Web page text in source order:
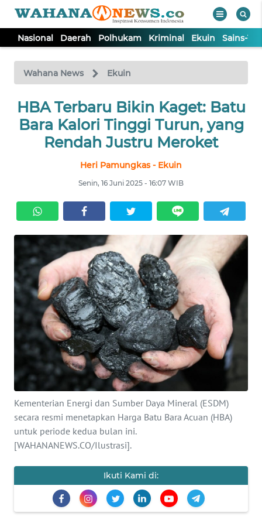
Nasional Daerah Polhukam Kriminal Ekuin Sains-
Wahana News Ekuin
HBA Terbaru Bikin Kaget: Batu
Bara Kalori Tinggi Turun, yang
Rendah Justru Meroket
Heri Pamungkas - Ekuin
Senin, 16 Juni 2025 - 16:07 WIB
Kementerian Energi dan Sumber Daya Mineral (ESDM)
secara resmi menetapkan Harga Batu Bara Acuan (HBA)
untuk periode kedua bulan ini.
[WAHANANEWS.CO/Ilustrasi].
Ikuti Kami di:
TV
Tutup
NASIONAL
DAERAH
KRIMINAL
EKUIN
SAINS-TEKNO
KESEHATAN
INTERNASIONAL
SERBA-SERBI
PENDIDIKAN
OLAHRAGA
OPINI
EDITORIAL